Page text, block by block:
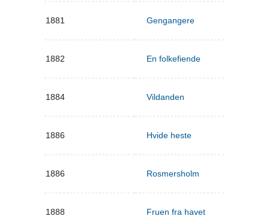
1881 Gengangere
1882 En folkefiende
1884 Vildanden
1886 Hvide heste
1886 Rosmersholm
1888 Fruen fra havet